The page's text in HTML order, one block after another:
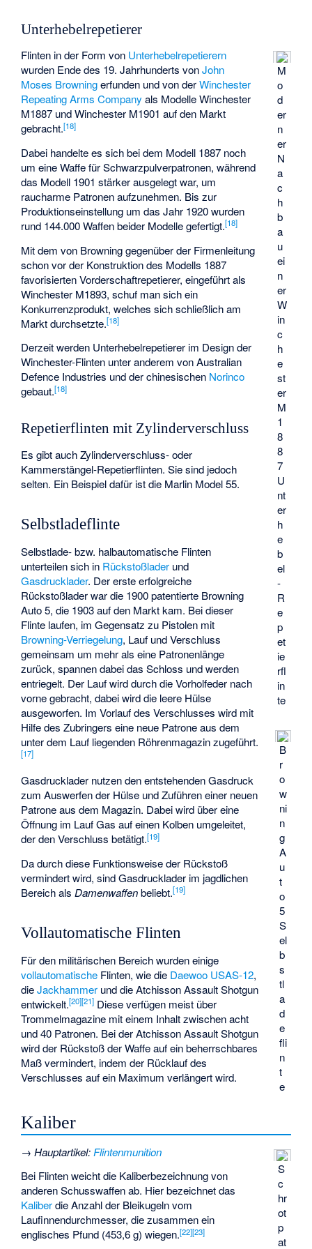
Unterhebelrepetierer
M
o
d
er
n
er
N
a
c
h
b
a
u
ei
n
er
W
in
c
h
e
st
er
M
1
8
8
7
U
nt
er
h
e
b
el
-
R
e
p
et
ie
rfl
in
te
Flinten in der Form von Unterhebelrepetierern
wurden Ende des 19. Jahrhunderts vonJohn
Moses Browningerfunden und von derWinchester
Repeating Arms Company als Modelle Winchester
M1887 und Winchester M1901 auf den Markt
gebracht.[18]
Dabei handelte es sich bei dem Modell 1887 noch
um eine Waffe für Schwarzpulverpatronen, während
das Modell 1901 stärker ausgelegt war, um
raucharme Patronen aufzunehmen. Bis zur
Produktionseinstellung um das Jahr 1920 wurden
rund 144.000 Waffen beider Modelle gefertigt.[18]
Mit dem von Browning gegenüber der Firmenleitung
schon vor der Konstruktion des Modells 1887
favorisierten Vorderschaftrepetierer, eingeführt als
Winchester M1893, schuf man sich ein
Konkurrenzprodukt, welches sich schließlich am
Markt durchsetzte.[18]
Derzeit werden Unterhebelrepetierer im Design der
Winchester-Flinten unter anderem von Australian
Defence Industries und der chinesischen Norinco
gebaut.[18]
Repetierflinten mit Zylinderverschluss
Es gibt auch Zylinderverschluss- oder
Kammerstängel-Repetierflinten. Sie sind jedoch
selten. Ein Beispiel dafür ist die Marlin Model 55.
Selbstladeflinte
B
r
o
w
ni
n
g
A
u
t
o
5
S
el
b
s
tl
a
d
e
fli
n
t
e
Selbstlade- bzw. halbautomatische Flinten
unterteilen sich in Rückstoßlader und
Gasdrucklader. Der erste erfolgreiche
Rückstoßlader war die 1900 patentierte Browning
Auto 5, die 1903 auf den Markt kam. Bei dieser
Flinte laufen, im Gegensatz zu Pistolen mit
Browning-Verriegelung, Lauf und Verschluss
gemeinsam um mehr als eine Patronenlänge
zurück, spannen dabei das Schloss und werden
entriegelt. Der Lauf wird durch die Vorholfeder nach
vorne gebracht, dabei wird die leere Hülse
ausgeworfen. Im Vorlauf des Verschlusses wird mit
Hilfe des Zubringers eine neue Patrone aus dem
unter dem Lauf liegenden Röhrenmagazin zugeführt.
[17]
Gasdrucklader nutzen den entstehenden Gasdruck
zum Auswerfen der Hülse und Zuführen einer neuen
Patrone aus dem Magazin. Dabei wird über eine
Öffnung im Lauf Gas auf einen Kolben umgeleitet,
der den Verschluss betätigt.[19]
Da durch diese Funktionsweise der Rückstoß
vermindert wird, sind Gasdrucklader im jagdlichen
Bereich alsDamenwaffenbeliebt.[19]
Vollautomatische Flinten
Für den militärischen Bereich wurden einige
vollautomatische Flinten, wie die Daewoo USAS-12,
dieJackhammer und dieAtchisson Assault Shotgun
entwickelt.[20][21] Diese verfügen meist über
Trommelmagazine mit einem Inhalt zwischen acht
und 40 Patronen. Bei der Atchisson Assault Shotgun
wird der Rückstoß der Waffe auf ein beherrschbares
Maß vermindert, indem der Rücklauf des
Verschlusses auf ein Maximum verlängert wird.
Kaliber
S
c
hr
ot
p
at
→Hauptartikel: Flintenmunition
Bei Flinten weicht die Kaliberbezeichnung von
anderen Schusswaffen ab. Hier bezeichnet das
Kaliberdie Anzahl der Bleikugeln vom
Laufinnendurchmesser, die zusammen ein
englisches Pfund (453,6 g) wiegen.[22][23]